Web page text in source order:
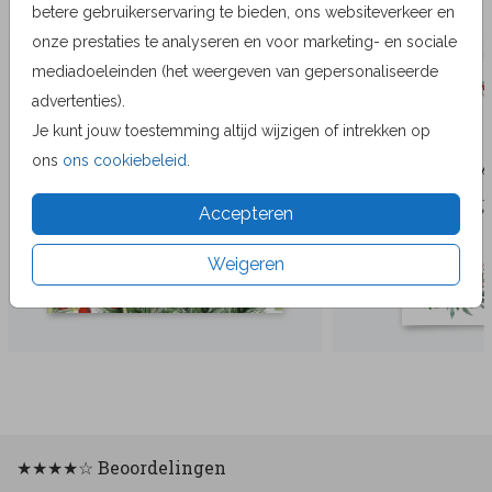
betere gebruikerservaring te bieden, ons websiteverkeer en
onze prestaties te analyseren en voor marketing- en sociale
mediadoeleinden (het weergeven van gepersonaliseerde
advertenties).
Je kunt jouw toestemming altijd wijzigen of intrekken op
ons ons cookiebeleid
Accepteren
Weigeren
Veel gekozen producten
★★★★☆ Beoordelingen